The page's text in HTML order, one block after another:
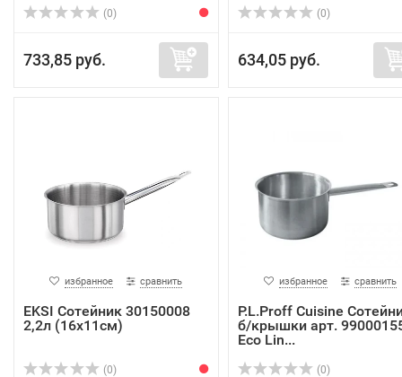
(0)
733,85 руб.
(0)
634,05 руб.
избранное сравнить
EKSI Сотейник 30150008
2,2л (16х11см)
(0)
избранное сравнить
P.L.Proff Cuisine
б/крышки арт.
Eco Lin...
(0)